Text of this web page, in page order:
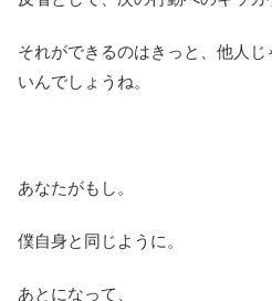
それができるのはきっと、他人
いんでしょうね。
あなたがもし。
僕自身と同じように。
あとになって、